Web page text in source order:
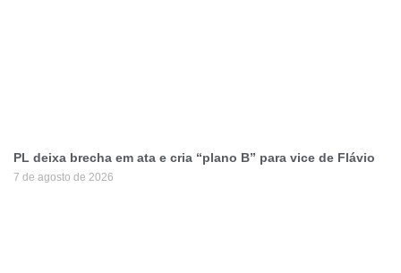
PL deixa brecha em ata e cria “plano B” para vice de Flávio
7 de agosto de 2026